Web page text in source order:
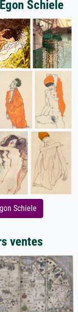
Schiele
Schiele
ventes